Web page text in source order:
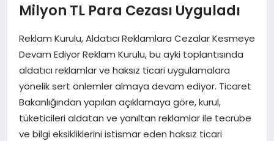
EĞITIM
SAĞLIK
DÜNYA
TEKNOLOJI
Milyon TL Para Cezası Uyguladı
Reklam Kurulu, Aldatıcı Reklamlara Cezalar Kesmeye
Devam Ediyor Reklam Kurulu, bu ayki toplantısında
aldatıcı reklamlar ve haksız ticari uygulamalara
yönelik sert önlemler almaya devam ediyor. Ticaret
Bakanlığından yapılan açıklamaya göre, kurul,
tüketicileri aldatan ve yanıltan reklamlar ile tecrübe
ve bilgi eksikliklerini istismar eden haksız ticari